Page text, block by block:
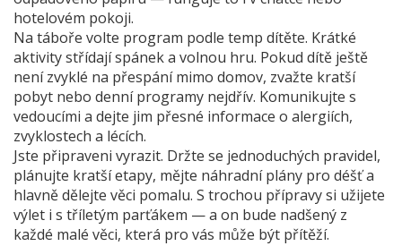
hotelovém pokoji.
Na táboře volte program podle temp dítěte. Krátké
aktivity střídají spánek a volnou hru. Pokud dítě ještě
není zvyklé na přespání mimo domov, zvažte kratší
pobyt nebo denní programy nejdřív. Komunikujte s
vedoucími a dejte jim přesné informace o alergiích,
zvyklostech a lécích.
Jste připraveni vyrazit. Držte se jednoduchých pravidel,
plánujte kratší etapy, mějte náhradní plány pro déšť a
hlavně dělejte věci pomalu. S trochou přípravy si užijete
výlet i s tříletým parťákem — a on bude nadšený z
každé malé věci, která pro vás může být přítěží.